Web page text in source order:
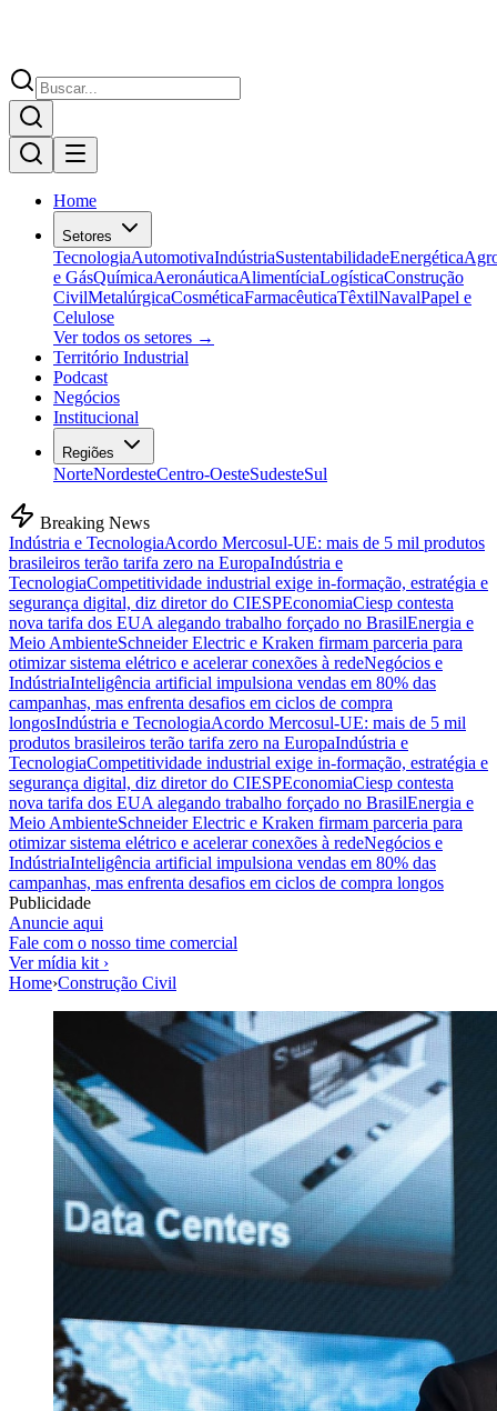
Home
Setores
TecnologiaAutomotivaIndústriaSustentabilidadeEnergética
e GásQuímicaAeronáuticaAlimentíciaLogísticaConstrução
CivilMetalúrgicaCosméticaFarmacêuticaTêxtilNavalPapel e
Celulose
Ver todos os setores →
Território Industrial
Podcast
Negócios
Institucional
Regiões
NorteNordesteCentro-OesteSudesteSul
Breaking News
Indústria e TecnologiaAcordo Mercosul-UE: mais de 5 mil produtos
brasileiros terão tarifa zero na EuropaIndústria e
TecnologiaCompetitividade industrial exige in-formação, estratégia e
segurança digital, diz diretor do CIESPEconomiaCiesp contesta
nova tarifa dos EUA alegando trabalho forçado no BrasilEnergia e
Meio AmbienteSchneider Electric e Kraken firmam parceria para
otimizar sistema elétrico e acelerar conexões à redeNegócios e
IndústriaInteligência artificial impulsiona vendas em 80% das
campanhas, mas enfrenta desafios em ciclos de compra
longosIndústria e TecnologiaAcordo Mercosul-UE: mais de 5 mil
produtos brasileiros terão tarifa zero na EuropaIndústria e
TecnologiaCompetitividade industrial exige in-formação, estratégia e
segurança digital, diz diretor do CIESPEconomiaCiesp contesta
nova tarifa dos EUA alegando trabalho forçado no BrasilEnergia e
Meio AmbienteSchneider Electric e Kraken firmam parceria para
otimizar sistema elétrico e acelerar conexões à redeNegócios e
IndústriaInteligência artificial impulsiona vendas em 80% das
campanhas, mas enfrenta desafios em ciclos de compra longos
Publicidade
Anuncie aqui
Fale com o nosso time comercial
Ver mídia kit ›
Home›Construção Civil